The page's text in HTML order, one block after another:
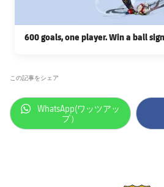
600 goals, one player. Win a ball
この記事をシェア
label.aria.whatsapp
WhatsApp(ワッツアッ
プ）